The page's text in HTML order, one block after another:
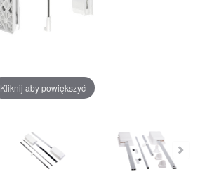
Kliknij aby powiększyć